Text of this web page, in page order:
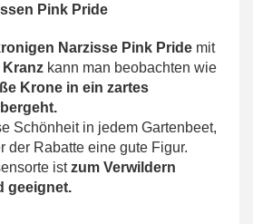
Pink Pride
Narzisse Pink Pride mit
Kranz kann man beobachten wie
Krone in ein zartes
Schönheit in jedem Gartenbeet,
der Rabatte eine gute Figur.
istzum Verwildern
geeignet.